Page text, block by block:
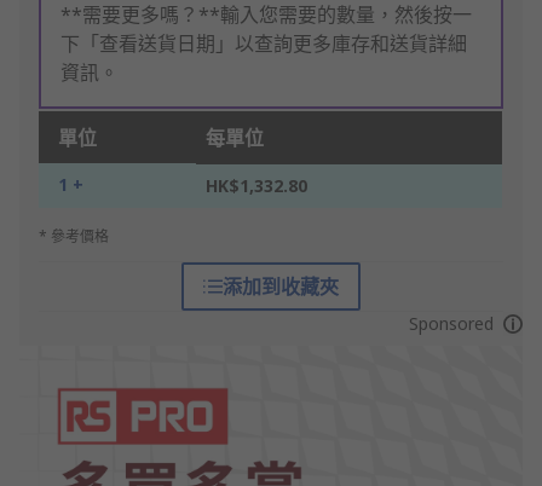
**需要更多嗎？**輸入您需要的數量，然後按一
下「查看送貨日期」以查詢更多庫存和送貨詳細
資訊。
單位 每單位
1 + HK$1,332.80
* 參考價格
添加到收藏夾
Sponsored